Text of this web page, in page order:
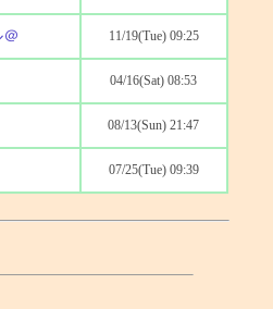
11/19(Tue) 09:25
04/16(Sat) 08:53
08/13(Sun) 21:47
07/25(Tue) 09:39